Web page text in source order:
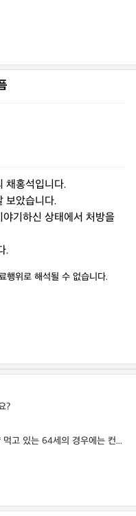
채홍석입니다.
보았습니다.
기하신 상태에서 처방을
.
행위로 해석될 수 없습니다.
?
밖에 온도가 37도면 당뇨/B형 간염으로 약 먹고 있는 64세의 경우에는 컨디션 저하를 동